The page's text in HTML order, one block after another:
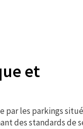
et
par les parkings
des standards de